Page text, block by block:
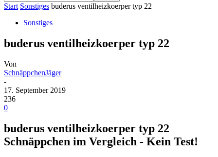
Start Sonstiges buderus ventilheizkoerper typ 22
Sonstiges
buderus ventilheizkoerper typ 22
Von
SchnäppchenJäger
-
17. September 2019
236
0
buderus ventilheizkoerper typ 22
Schnäppchen im Vergleich - Kein Test!